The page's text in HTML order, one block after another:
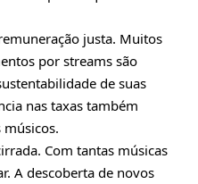
justa. Muitos
por streams são
de suas
nas taxas também
Com tantas músicas
A descoberta de novos